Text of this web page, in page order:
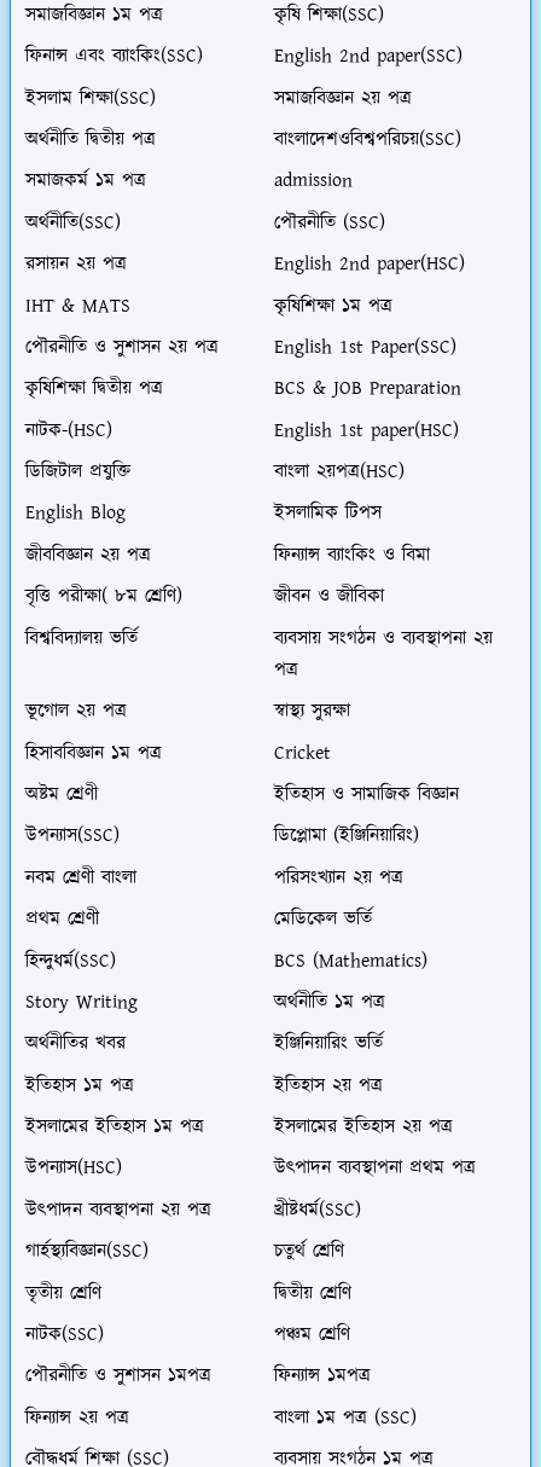
সমাজবিজ্ঞান ১ম পত্র
কৃষি শিক্ষা(SSC)
ফিনান্স এবং ব্যাংকিং(SSC)
English 2nd paper(SSC)
ইসলাম শিক্ষা(SSC)
সমাজবিজ্ঞান ২য় পত্র
অর্থনীতি দ্বিতীয় পত্র
বাংলাদেশওবিশ্বপরিচয়(SSC)
সমাজকর্ম ১ম পত্র
admission
অর্থনীতি(SSC)
পৌরনীতি (SSC)
রসায়ন ২য় পত্র
English 2nd paper(HSC)
IHT & MATS
কৃষিশিক্ষা ১ম পত্র
পৌরনীতি ও সুশাসন ২য় পত্র
English 1st Paper(SSC)
কৃষিশিক্ষা দ্বিতীয় পত্র
BCS & JOB Preparation
নাটক-(HSC)
English 1st paper(HSC)
ডিজিটাল প্রযুক্তি
বাংলা ২য়পত্র(HSC)
English Blog
ইসলামিক টিপস
জীববিজ্ঞান ২য় পত্র
ফিন্যান্স ব্যাংকিং ও বিমা
বৃত্তি পরীক্ষা( ৮ম শ্রেণি)
জীবন ও জীবিকা
বিশ্ববিদ্যালয় ভর্তি
ব্যবসায় সংগঠন ও ব্যবস্থাপনা ২য়
পত্র
ভূগোল ২য় পত্র
স্বাস্থ্য সুরক্ষা
হিসাববিজ্ঞান ১ম পত্র
Cricket
অষ্টম শ্রেণী
ইতিহাস ও সামাজিক বিজ্ঞান
উপন্যাস(SSC)
ডিপ্লোমা (ইঞ্জিনিয়ারিং)
নবম শ্রেণী বাংলা
পরিসংখ্যান ২য় পত্র
প্রথম শ্রেণী
মেডিকেল ভর্তি
হিন্দুধর্ম(SSC)
BCS (Mathematics)
Story Writing
অর্থনীতি ১ম পত্র
অর্থনীতির খবর
ইঞ্জিনিয়ারিং ভর্তি
ইতিহাস ১ম পত্র
ইতিহাস ২য় পত্র
ইসলামের ইতিহাস ১ম পত্র
ইসলামের ইতিহাস ২য় পত্র
উপন্যাস(HSC)
উৎপাদন ব্যবস্থাপনা প্রথম পত্র
উৎপাদন ব্যবস্থাপনা ২য় পত্র
খ্রীষ্টধর্ম(SSC)
গার্হস্থ্যবিজ্ঞান(SSC)
চতুর্থ শ্রেণি
তৃতীয় শ্রেণি
দ্বিতীয় শ্রেণি
নাটক(SSC)
পঞ্চম শ্রেণি
পৌরনীতি ও সুশাসন ১মপত্র
ফিন্যান্স ১মপত্র
ফিন্যান্স ২য় পত্র
বাংলা ১ম পত্র (SSC)
বৌদ্ধধর্ম শিক্ষা (SSC)
ব্যবসায় সংগঠন ১ম পত্র